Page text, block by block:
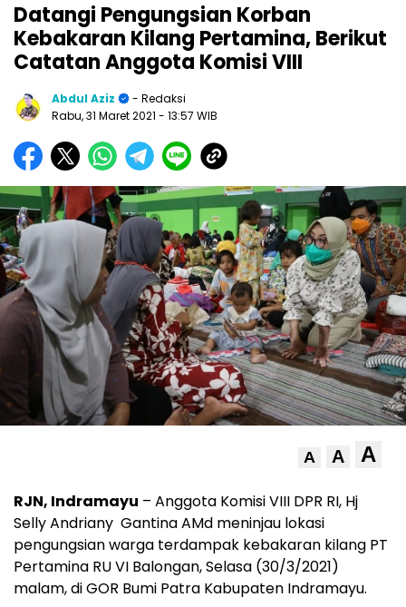
Datangi Pengungsian Korban
Kebakaran Kilang Pertamina, Berikut
Catatan Anggota Komisi VIII
Abdul Aziz
- Redaksi
Rabu, 31 Maret 2021 - 13:57 WIB
A A A
RJN, Indramayu – Anggota Komisi VIII DPR RI, Hj
Selly Andriany Gantina AMd meninjau lokasi
pengungsian warga terdampak kebakaran kilang PT
Pertamina RU VI Balongan, Selasa (30/3/2021)
malam, di GOR Bumi Patra Kabupaten Indramayu.